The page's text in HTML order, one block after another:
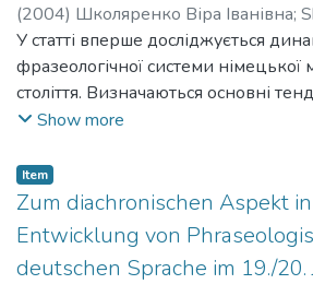
(2004) Школяренко Віра Іванівна;
Ivanivna
У статті вперше досліджується
фразеологічної системи
століття. Визначаються основні
та розвитку фразеологічної
дослідження фразеологічних
Show more
Item
Zum diachronischen Aspekt
Entwicklung von
deutschen Sprache im 19./